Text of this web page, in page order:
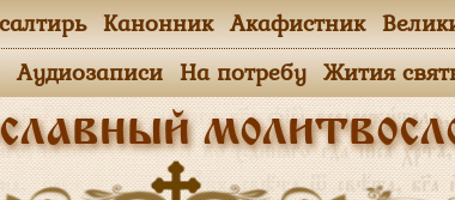
Канонник Акафистник
Аудиозаписи На потребу Жития